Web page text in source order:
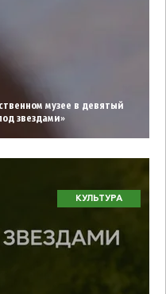
музее в девятый
звездами»
КУЛЬТУРА